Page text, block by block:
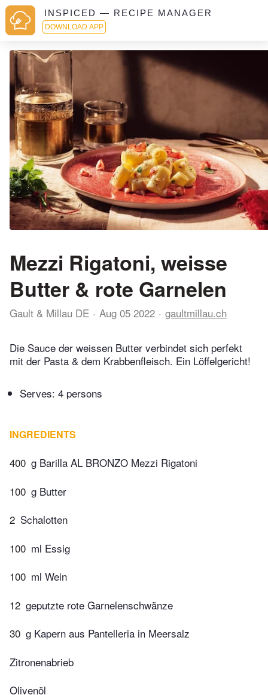
INSPICED — RECIPE MANAGER
DOWNLOAD APP
Mezzi Rigatoni, weisse
Butter & rote Garnelen
Gault & Millau DE Aug 05 2022 gaultmillau.ch
Die Sauce der weissen Butter verbindet sich perfekt
mit der Pasta & dem Krabbenfleisch. Ein Löffelgericht!
Serves: 4 persons
INGREDIENTS
400 g Barilla AL BRONZO Mezzi Rigatoni
100 g Butter
2 Schalotten
100 ml Essig
100 ml Wein
12 geputzte rote Garnelenschwänze
30 g Kapern aus Pantelleria in Meersalz
Zitronenabrieb
Olivenöl